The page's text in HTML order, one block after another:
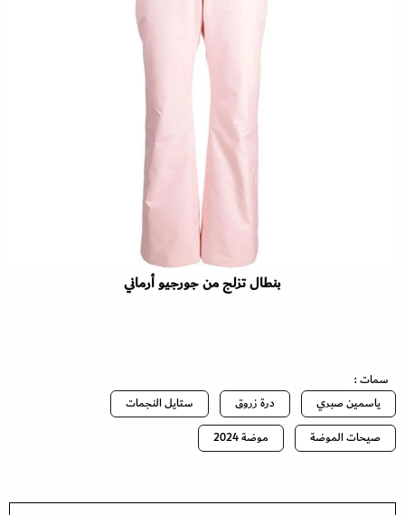
بنطال تزلج من جورجيو أرماني
سمات :
ياسمين صبري
درة زروق
ستايل النجمات
صيحات الموضة
موضة 2024